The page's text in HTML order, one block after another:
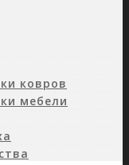
ковров
мебели